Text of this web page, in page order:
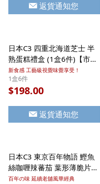
返貨通知您
日本C3 四重北海道芝士 半
熟蛋糕禮盒 (1盒6件)【市集
世界 - 日本市集】
新食感 工藝級視覺味覺享受！
1盒6件
$198.00
返貨通知您
日本C3 東京百年物語 鰹魚
絲咖喱辣蕃茄 葉形薄脆片禮
盒 (1盒5件)【市集世界 - 日
百年の味 延續老舖風華經典